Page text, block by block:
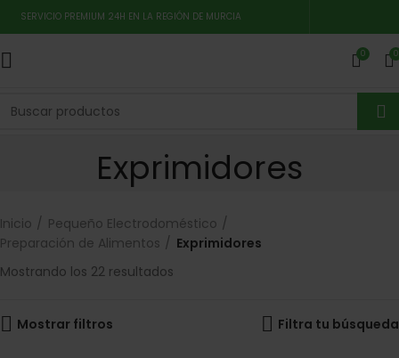
SERVICIO PREMIUM 24H EN LA REGIÓN DE MURCIA
0 0
Exprimidores
Inicio
Pequeño Electrodoméstico
Preparación de Alimentos
Exprimidores
Mostrando los 22 resultados
Mostrar filtros Filtra tu búsqueda